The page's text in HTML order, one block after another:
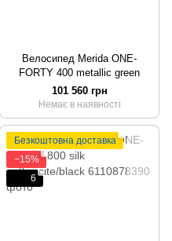
Велосипед Merida ONE-
FORTY 400 metallic green
101 560 грн
Немає в наявності
Безкоштовна доставка
−15%
6